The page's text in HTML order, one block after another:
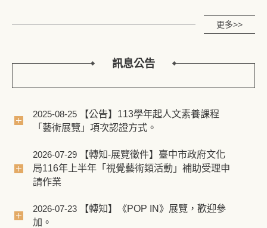
更多>>
訊息公告
2025-08-25
【公告】113學年起人文素養課程
「藝術展覽」項次認證方式。
2026-07-29
【轉知-展覽徵件】臺中市政府文化
局116年上半年「視覺藝術類活動」補助受理申
請作業
2026-07-23
【轉知】《POP IN》展覽，歡迎參
加。